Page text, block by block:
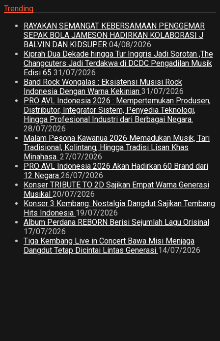
Trending
RAYAKAN SEMANGAT KEBERSAMAAN PENGGEMAR
SEPAK BOLA JAMESON HADIRKAN KOLABORASI J
BALVIN DAN KIDSUPER 04/08/2026
Kiprah Dua Dekade hingga Tur Inggris Jadi Sorotan ,The
Changcuters Jadi Terdakwa di DCDC Pengadilan Musik
Edisi 65 31/07/2026
Band Rock Wongalas : Eksistensi Musisi Rock
Indonesia Dengan Warna Kekinian 31/07/2026
PRO AVL Indonesia 2026 : Mempertemukan Produsen,
Distributor, Integrator Sistem, Penyedia Teknologi,
Hingga Profesional Industri dari Berbagai Negara.
28/07/2026
Malam Pesona Kawanua 2026 Memadukan Musik, Tari
Tradisional, Kolintang, Hingga Tradisi Lisan Khas
Minahasa. 27/07/2026
PRO AVL Indonesia 2026 Akan Hadirkan 60 Brand dari
12 Negara 26/07/2026
Konser TRIBUTE TO 2D Sajikan Empat Warna Generasi
Musikal 20/07/2026
Konser 3 Kembang: Nostalgia Dangdut Sajikan Tembang
Hits Indonesia 19/07/2026
Album Perdana REBORN Berisi Sejumlah Lagu Orisinal
17/07/2026
Tiga Kembang Live in Concert Bawa Misi Menjaga
Dangdut Tetap Dicintai Lintas Generasi 14/07/2026